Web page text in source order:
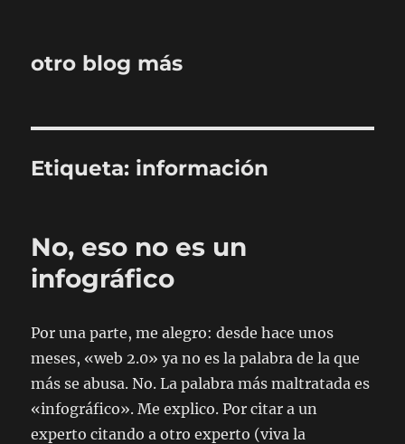
otro blog más
Etiqueta: información
No, eso no es un
infográfico
Por una parte, me alegro: desde hace unos
meses, «web 2.0» ya no es la palabra de la que
más se abusa. No. La palabra más maltratada es
«infográfico». Me explico. Por citar a un
experto citando a otro experto (viva la